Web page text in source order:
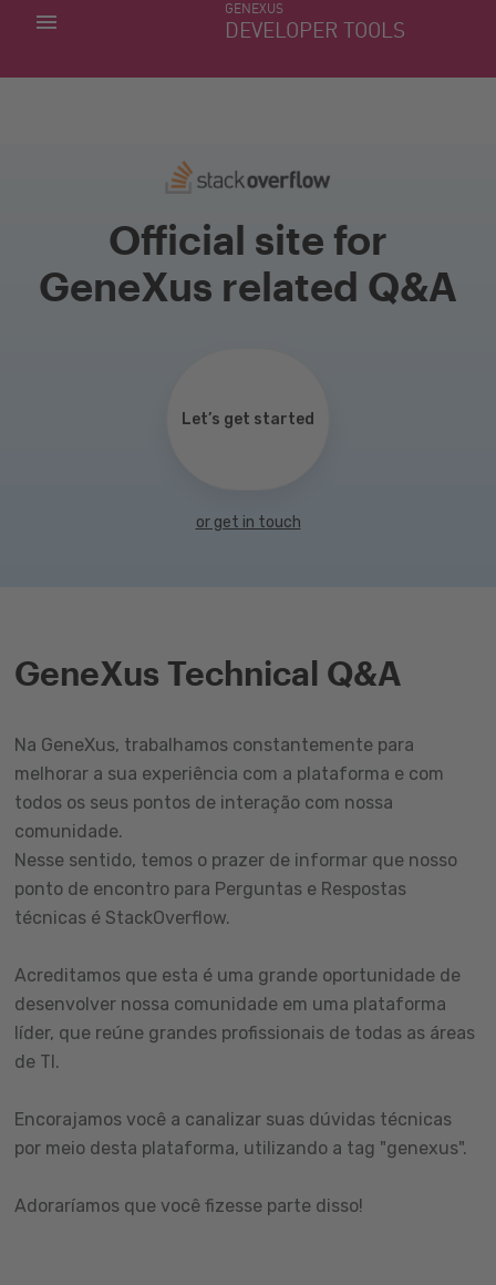
GENEXUS
DEVELOPER TOOLS
MINHAS APLICACÕES
Official site for
GeneXus related Q&A
Let’s get started
or get in touch
GeneXus Technical Q&A
Na GeneXus, trabalhamos constantemente para
melhorar a sua experiência com a plataforma e com
todos os seus pontos de interação com nossa
comunidade.
Nesse sentido, temos o prazer de informar que nosso
ponto de encontro para Perguntas e Respostas
técnicas é StackOverflow.
Acreditamos que esta é uma grande oportunidade de
desenvolver nossa comunidade em uma plataforma
líder, que reúne grandes profissionais de todas as áreas
de TI.
Encorajamos você a canalizar suas dúvidas técnicas
por meio desta plataforma, utilizando a tag "genexus".
Adoraríamos que você fizesse parte disso!